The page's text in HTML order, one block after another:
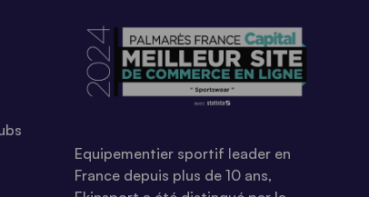
Equipementier sportif leader en
France depuis plus de 10 ans,